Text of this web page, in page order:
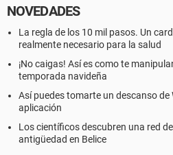
NOVEDADES
La regla de los 10 mil pasos. Un
realmente necesario para la salud
¡No caigas! Así es como te
temporada navideña
Así puedes tomarte un descanso
aplicación
Los científicos descubren una red
antigüedad en Belice